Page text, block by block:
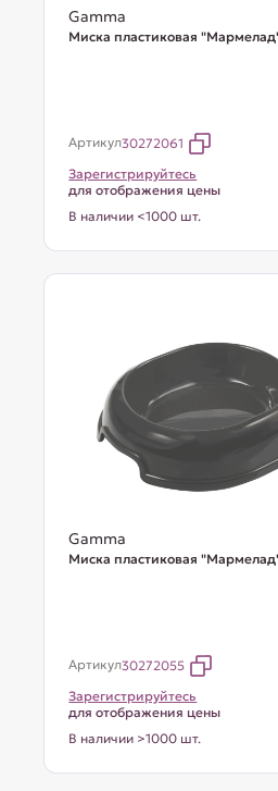
Gamma
Миска пластиковая
Артикул30272061
Зарегистрируйтесь
для отображения цены
В наличии <1000 шт.
Gamma
Миска пластиковая
Артикул30272055
Зарегистрируйтесь
для отображения цены
В наличии >1000 шт.